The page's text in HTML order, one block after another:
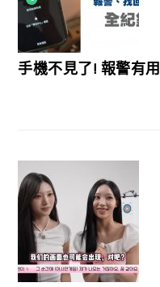
手機不見了! 報警有